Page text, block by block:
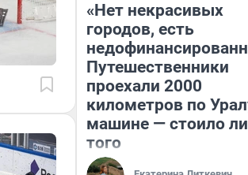
«Нет некрасивых
городов, есть
Путешественники
проехали 2000
километров по
машине — стоило ли
того